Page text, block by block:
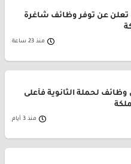
تعلن عن توفر وظائف شاغرة
منذ 23 ساعة
لحملة الثانوية فأعلى
منذ 3 أيام